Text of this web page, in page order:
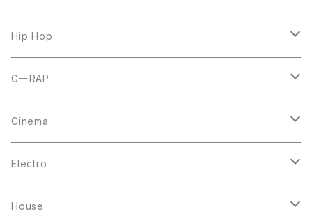
7inch
CD
12inch
10inch
Casette Tape
12inch
LP
Hip Hop
LP
12inch
CD
GーRAP
12inch
LP
Cinema
LP
12inch
Electro
12inch
House